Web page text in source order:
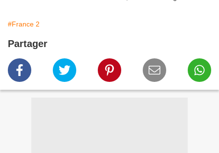
#France 2
Partager